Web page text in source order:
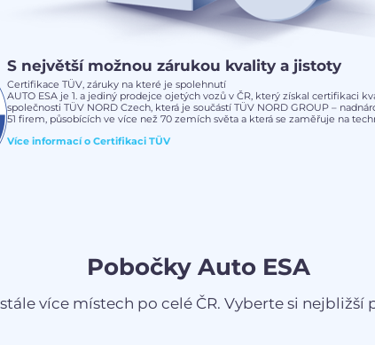
S největší možnou zárukou kvality a jistoty
Certifikace TÜV, záruky na které je spolehnutí
AUTO ESA je 1. a jediný prodejce ojetých vozů v ČR, který získal certifikaci
společnosti TÜV NORD Czech, která je součástí TÜV NORD GROUP –
51 firem, působících ve více než 70 zemích světa a která se zaměřuje na
Více informací o Certifikaci TÜV
Pobočky Auto ESA
více místech po celé ČR. Vyberte si